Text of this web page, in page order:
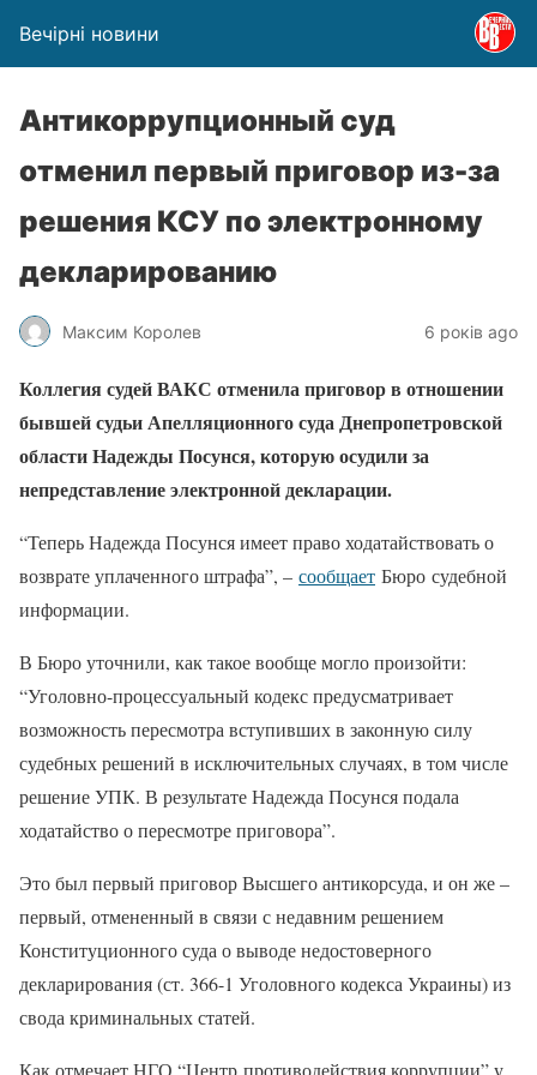
Вечірні новини
Антикоррупционный суд
отменил первый приговор из-за
решения КСУ по электронному
декларированию
Максим Королев 6 років ago
Коллегия судей ВАКС отменила приговор в отношении
бывшей судьи Апелляционного суда Днепропетровской
области Надежды Посунся, которую осудили за
непредставление электронной декларации.
“Теперь Надежда Посунся имеет право ходатайствовать о
возврате уплаченного штрафа”, – сообщает Бюро судебной
информации.
В Бюро уточнили, как такое вообще могло произойти:
“Уголовно-процессуальный кодекс предусматривает
возможность пересмотра вступивших в законную силу
судебных решений в исключительных случаях, в том числе
решение УПК. В результате Надежда Посунся подала
ходатайство о пересмотре приговора”.
Это был первый приговор Высшего антикорсуда, и он же –
первый, отмененный в связи с недавним решением
Конституционного суда о выводе недостоверного
декларирования (ст. 366-1 Уголовного кодекса Украины) из
свода криминальных статей.
Как отмечает НГО “Центр противодействия коррупции” у